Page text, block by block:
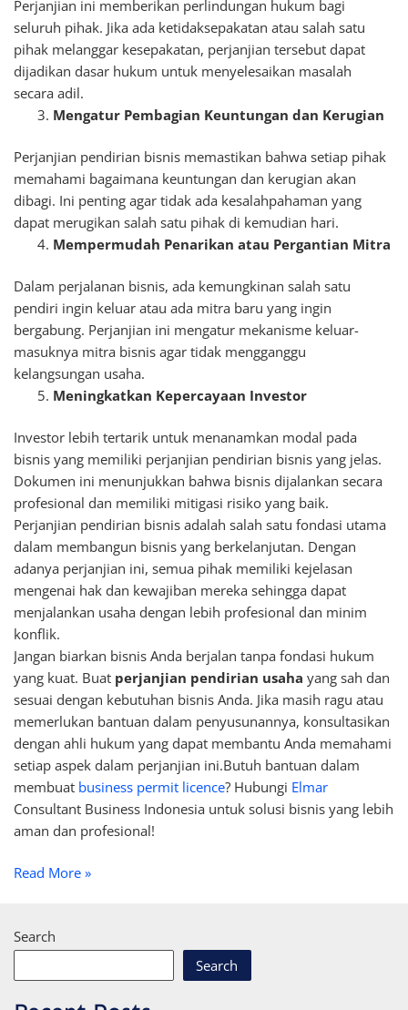
Perjanjian ini memberikan perlindungan hukum bagi
seluruh pihak. Jika ada ketidaksepakatan atau salah satu
pihak melanggar kesepakatan, perjanjian tersebut dapat
dijadikan dasar hukum untuk menyelesaikan masalah
secara adil.
Mengatur Pembagian Keuntungan dan Kerugian
Perjanjian pendirian bisnis memastikan bahwa setiap pihak
memahami bagaimana keuntungan dan kerugian akan
dibagi. Ini penting agar tidak ada kesalahpahaman yang
dapat merugikan salah satu pihak di kemudian hari.
Mempermudah Penarikan atau Pergantian Mitra
Dalam perjalanan bisnis, ada kemungkinan salah satu
pendiri ingin keluar atau ada mitra baru yang ingin
bergabung. Perjanjian ini mengatur mekanisme keluar-
masuknya mitra bisnis agar tidak mengganggu
kelangsungan usaha.
Meningkatkan Kepercayaan Investor
Investor lebih tertarik untuk menanamkan modal pada
bisnis yang memiliki perjanjian pendirian bisnis yang jelas.
Dokumen ini menunjukkan bahwa bisnis dijalankan secara
profesional dan memiliki mitigasi risiko yang baik.
Perjanjian pendirian bisnis adalah salah satu fondasi utama
dalam membangun bisnis yang berkelanjutan. Dengan
adanya perjanjian ini, semua pihak memiliki kejelasan
mengenai hak dan kewajiban mereka sehingga dapat
menjalankan usaha dengan lebih profesional dan minim
konflik.
Jangan biarkan bisnis Anda berjalan tanpa fondasi hukum
yang kuat. Buat perjanjian pendirian usaha yang sah dan
sesuai dengan kebutuhan bisnis Anda. Jika masih ragu atau
memerlukan bantuan dalam penyusunannya, konsultasikan
dengan ahli hukum yang dapat membantu Anda memahami
setiap aspek dalam perjanjian ini.Butuh bantuan dalam
membuat business permit licence? Hubungi Elmar
Consultant Business Indonesia untuk solusi bisnis yang lebih
aman dan profesional!
Read More »
Search
Search